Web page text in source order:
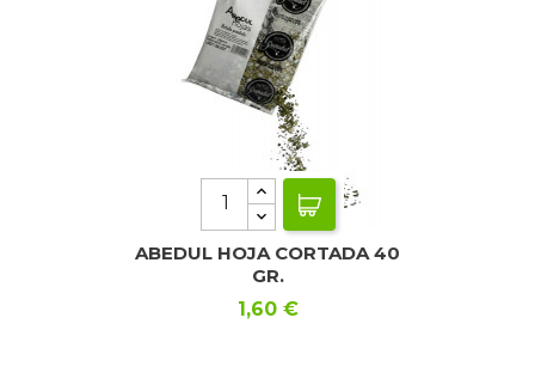
ABEDUL HOJA CORTADA 40
GR.
Precio
1,60 €